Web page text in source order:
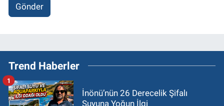
Gönder
Trend Haberler
İnönü’nün 26 Derecelik Şifalı
Suyuna Yoğun İlgi
1